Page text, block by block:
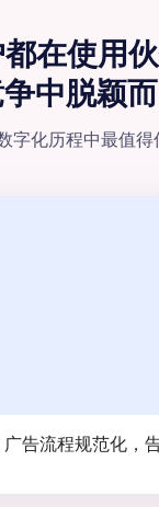
在使用
中脱颖
字化历程中最值
告流程规范化，